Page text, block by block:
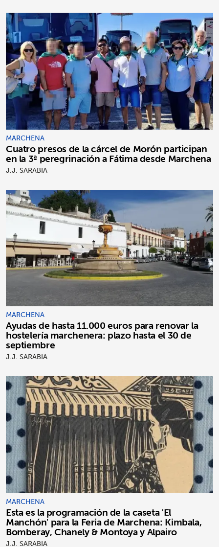
MARCHENA
Cuatro presos de la cárcel de Morón participan
en la 3ª peregrinación a Fátima desde Marchena
J.J. SARABIA
MARCHENA
Ayudas de hasta 11.000 euros para renovar la
hostelería marchenera: plazo hasta el 30 de
septiembre
J.J. SARABIA
MARCHENA
Esta es la programación de la caseta 'El
Manchón' para la Feria de Marchena: Kimbala,
Bomberay, Chanely & Montoya y Alpairo
J.J. SARABIA